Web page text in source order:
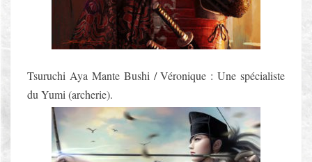
Tsuruchi Aya Mante Bushi / Véronique : Une spécialiste
du Yumi (archerie).